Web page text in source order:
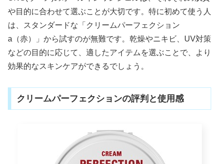
や目的に合わせて選ぶことが大切です。特に初めて使う人
は、スタンダードな「クリームパーフェクション
a（赤）」から試すのが無難です。乾燥やニキビ、UV対策
などの目的に応じて、適したアイテムを選ぶことで、より
効果的なスキンケアができるでしょう。
クリームパーフェクションの評判と使用感